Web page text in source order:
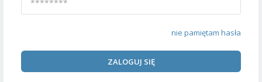
nie pamiętam hasła
ZALOGUJ SIĘ